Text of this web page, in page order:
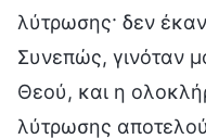
λύτρωσης· δεν
Συνεπώς, γινόταν
Θεού, και η
λύτρωσης